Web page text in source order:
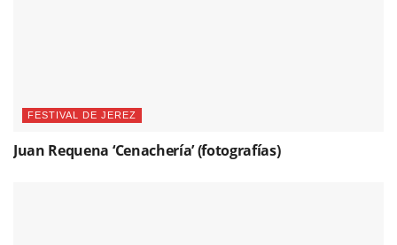
FESTIVAL DE JEREZ
Juan Requena ‘Cenachería’ (fotografías)